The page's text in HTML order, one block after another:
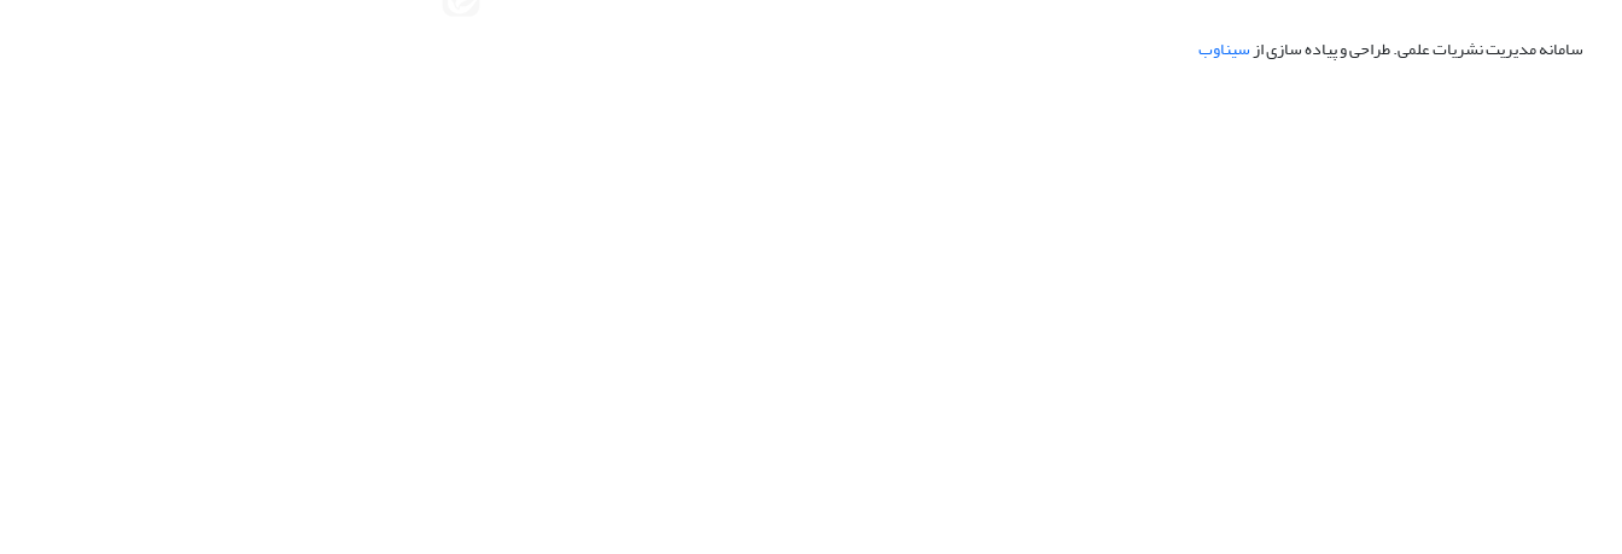
سامانه مدیریت نشریات علمی.طراحی و پیاده سازی ازسیناوب